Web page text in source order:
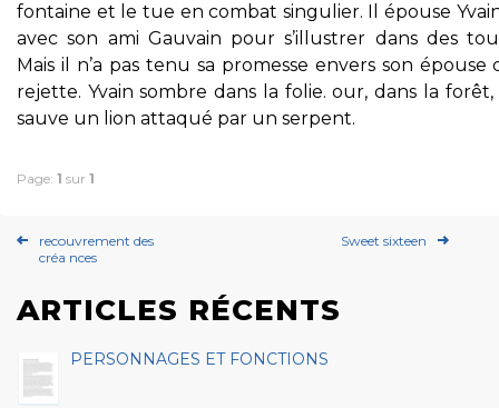
fontaine et le tue en combat singulier. Il épouse
avec son ami Gauvain pour s’illustrer dans des
Mais il n’a pas tenu sa promesse envers son épouse
rejette. Yvain sombre dans la folie. our, dans la forêt,
sauve un lion attaqué par un serpent.
Page: 1 sur 1
recouvrement des
créa nces
Sweet sixteen
ARTICLES RÉCENTS
PERSONNAGES ET FONCTIONS